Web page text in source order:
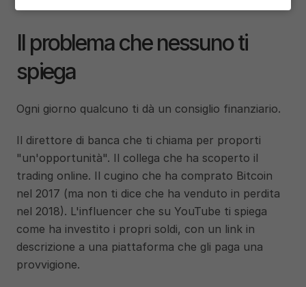
Il problema che nessuno ti
spiega
Ogni giorno qualcuno ti dà un consiglio finanziario.
Il direttore di banca che ti chiama per proporti
"un'opportunità". Il collega che ha scoperto il
trading online. Il cugino che ha comprato Bitcoin
nel 2017 (ma non ti dice che ha venduto in perdita
nel 2018). L'influencer che su YouTube ti spiega
come ha investito i propri soldi, con un link in
descrizione a una piattaforma che gli paga una
provvigione.